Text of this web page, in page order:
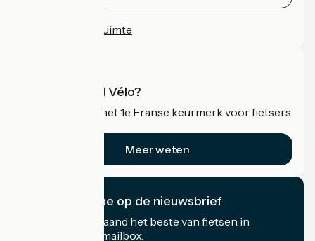
Professionele ruimte
Wat is Accueil Vélo?
Accueil Vélo is het 1e Franse keurmerk voor fietsers
Meer weten
Ik abonneer me op de nieuwsbrief
Ontvang elke maand het beste van fietsen in
Frankrijk in uw mailbox.